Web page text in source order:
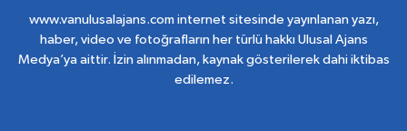
www.vanulusalajans.com internet sitesinde yayınlanan yazı,
haber, video ve fotoğrafların her türlü hakkı Ulusal Ajans
Medya’ya aittir. İzin alınmadan, kaynak gösterilerek dahi iktibas
edilemez.